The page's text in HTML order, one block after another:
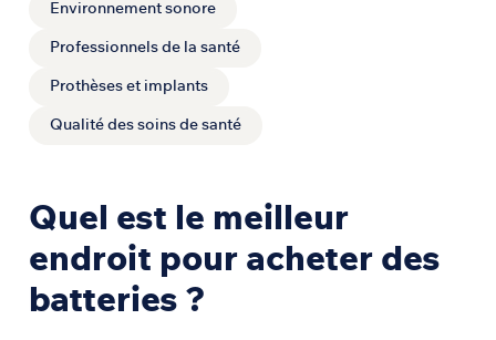
Environnement sonore
Professionnels de la santé
Prothèses et implants
Qualité des soins de santé
Quel est le meilleur
endroit pour acheter des
batteries ?